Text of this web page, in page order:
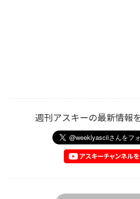
週刊アスキーの最新情報